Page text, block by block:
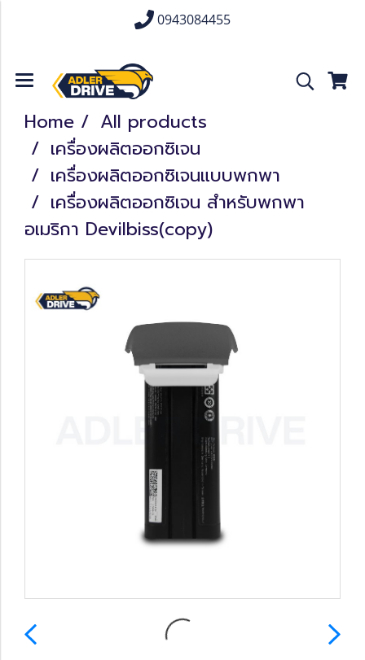
0943084455
Home
All products
เครื่องผลิตออกซิเจน
เครื่องผลิตออกซิเจนแบบพกพา
เครื่องผลิตออกซิเจน สำหรับพกพา
อเมริกา Devilbiss(copy)